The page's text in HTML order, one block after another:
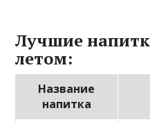
Лучшие
летом:
Название
напитка